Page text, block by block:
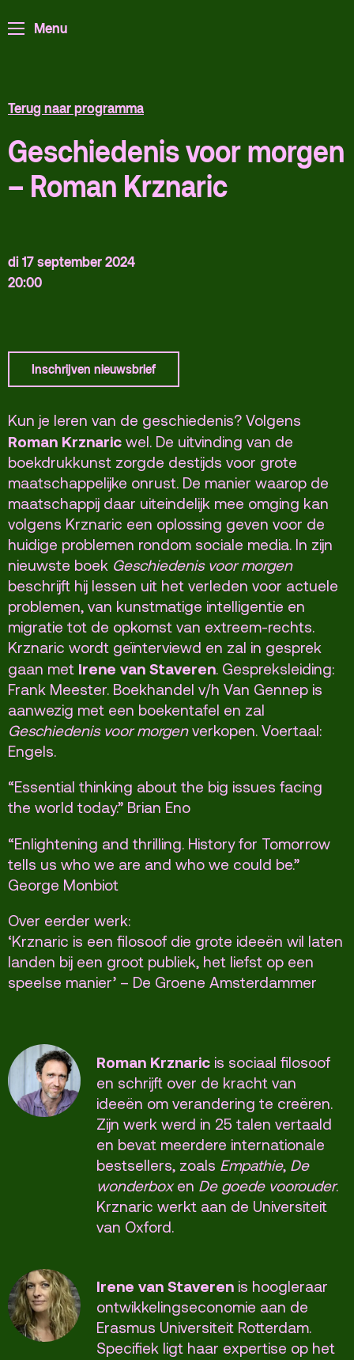
Menu
organiseren
Zoeken
parkeren
Kaartverkoopinfo
Faciliteiten &
toegankelijkheid
Huisregels
& historie
& Logo’s
Terug naar programma
Geschiedenis voor morgen
– Roman Krznaric
di 17 september 2024
20:00
Inschrijven nieuwsbrief
Kun je leren van de geschiedenis? Volgens
Roman Krznaric wel. De uitvinding van de
boekdrukkunst zorgde destijds voor grote
maatschappelijke onrust. De manier waarop de
maatschappij daar uiteindelijk mee omging kan
volgens Krznaric een oplossing geven voor de
huidige problemen rondom sociale media. In zijn
nieuwste boek Geschiedenis voor morgen
beschrijft hij lessen uit het verleden voor actuele
problemen, van kunstmatige intelligentie en
migratie tot de opkomst van extreem-rechts.
Krznaric wordt geïnterviewd en zal in gesprek
gaan met Irene van Staveren. Gespreksleiding:
Frank Meester. Boekhandel v/h Van Gennep is
aanwezig met een boekentafel en zal
Geschiedenis voor morgenverkopen. Voertaal:
Engels.
“Essential thinking about the big issues facing
the world today.” Brian Eno
“Enlightening and thrilling. History for Tomorrow
tells us who we are and who we could be.”
George Monbiot
Over eerder werk:
‘Krznaric is een filosoof die grote ideeën wil laten
landen bij een groot publiek, het liefst op een
speelse manier’ – De Groene Amsterdammer
Roman Krznaric is sociaal filosoof
en schrijft over de kracht van
ideeën om verandering te creëren.
Zijn werk werd in 25 talen vertaald
en bevat meerdere internationale
bestsellers, zoals Empathie, De
wonderboxen De goede voorouder.
Krznaric werkt aan de Universiteit
van Oxford.
Irene van Staveren is hoogleraar
ontwikkelingseconomie aan de
Erasmus Universiteit Rotterdam.
Specifiek ligt haar expertise op het